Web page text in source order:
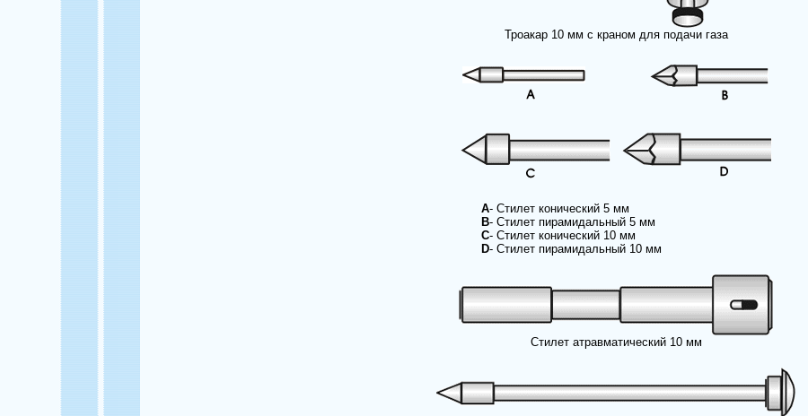
Троакар 10 мм с краном для подачи газа
A- Cтилет конический 5 мм
В- Стилет пирамидальный 5 мм
С- Стилет конический 10 мм
D- Стилет пирамидальный 10 мм
Стилет атравматический 10 мм